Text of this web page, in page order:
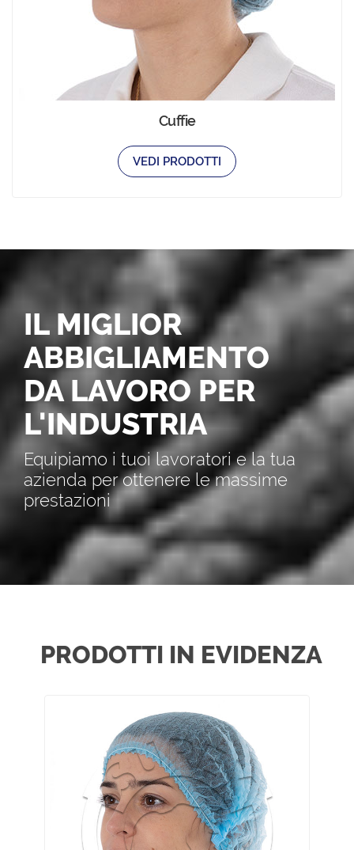
Cuffie
VEDI PRODOTTI
IL MIGLIOR
ABBIGLIAMENTO
DA LAVORO PER
L'INDUSTRIA
Equipiamo i tuoi lavoratori e la tua
azienda per ottenere le massime
prestazioni
PRODOTTI IN EVIDENZA